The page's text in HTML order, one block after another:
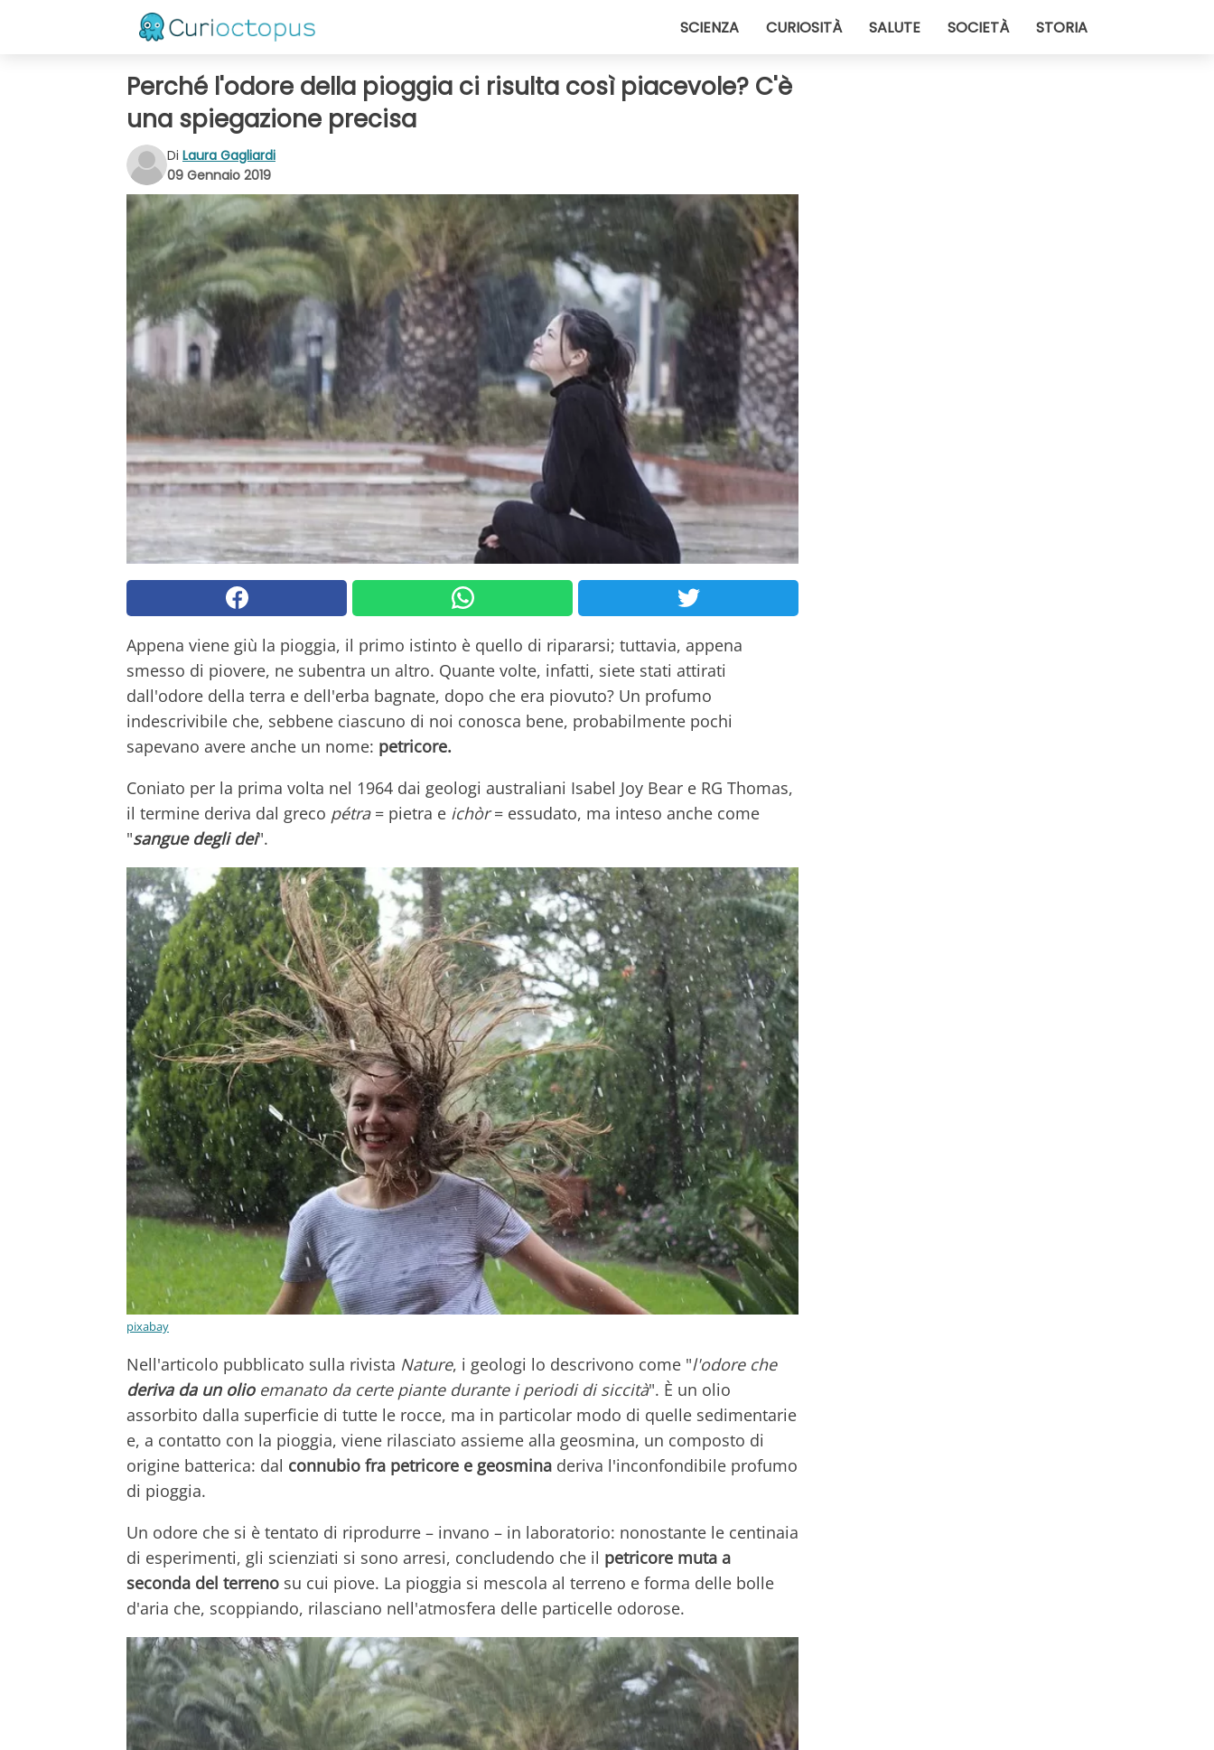
SCIENZA CURIOSITÀ SALUTE SOCIETÀ STORIA
Perché l'odore della pioggia ci risulta così piacevole? C'è
una spiegazione precisa
Di Laura Gagliardi
09 Gennaio 2019
Appena viene giù la pioggia, il primo istinto è quello di ripararsi; tuttavia, appena
smesso di piovere, ne subentra un altro. Quante volte, infatti, siete stati attirati
dall'odore della terra e dell'erba bagnate, dopo che era piovuto? Un profumo
indescrivibile che, sebbene ciascuno di noi conosca bene, probabilmente pochi
sapevano avere anche un nome: petricore.
Coniato per la prima volta nel 1964 dai geologi australiani Isabel Joy Bear e RG Thomas,
il termine deriva dal greco pétra= pietra e ichòr= essudato, ma inteso anche come
"sangue degli dei".
pixabay
Nell'articolo pubblicato sulla rivista Nature, i geologi lo descrivono come "l'odore che
deriva da un olioemanato da certe piante durante i periodi di siccità". È un olio
assorbito dalla superficie di tutte le rocce, ma in particolar modo di quelle sedimentarie
e, a contatto con la pioggia, viene rilasciato assieme alla geosmina, un composto di
origine batterica: dal connubio fra petricore e geosmina deriva l'inconfondibile profumo
di pioggia.
Un odore che si è tentato di riprodurre – invano – in laboratorio: nonostante le centinaia
di esperimenti, gli scienziati si sono arresi, concludendo che il petricore muta a
seconda del terreno su cui piove. La pioggia si mescola al terreno e forma delle bolle
d'aria che, scoppiando, rilasciano nell'atmosfera delle particelle odorose.